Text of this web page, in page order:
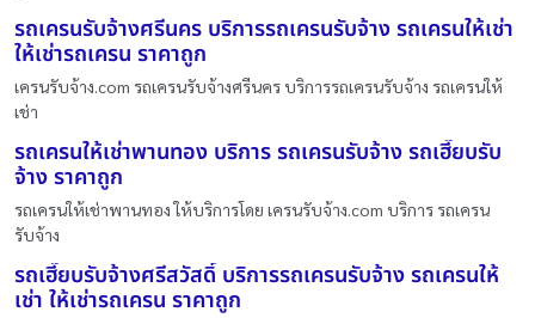
รถเครนรับจ้างศรีนคร บริการรถเครนรับจ้าง รถเครนให้เช่า
ให้เช่ารถเครน ราคาถูก
เครนรับจ้าง.com รถเครนรับจ้างศรีนคร บริการรถเครนรับจ้าง รถเครนให้
เช่า
รถเครนให้เช่าพานทอง บริการ รถเครนรับจ้าง รถเฮี๊ยบรับ
จ้าง ราคาถูก
รถเครนให้เช่าพานทอง ให้บริการโดย เครนรับจ้าง.com บริการ รถเครน
รับจ้าง
รถเฮี๊ยบรับจ้างศรีสวัสดิ์ บริการรถเครนรับจ้าง รถเครนให้
เช่า ให้เช่ารถเครน ราคาถูก